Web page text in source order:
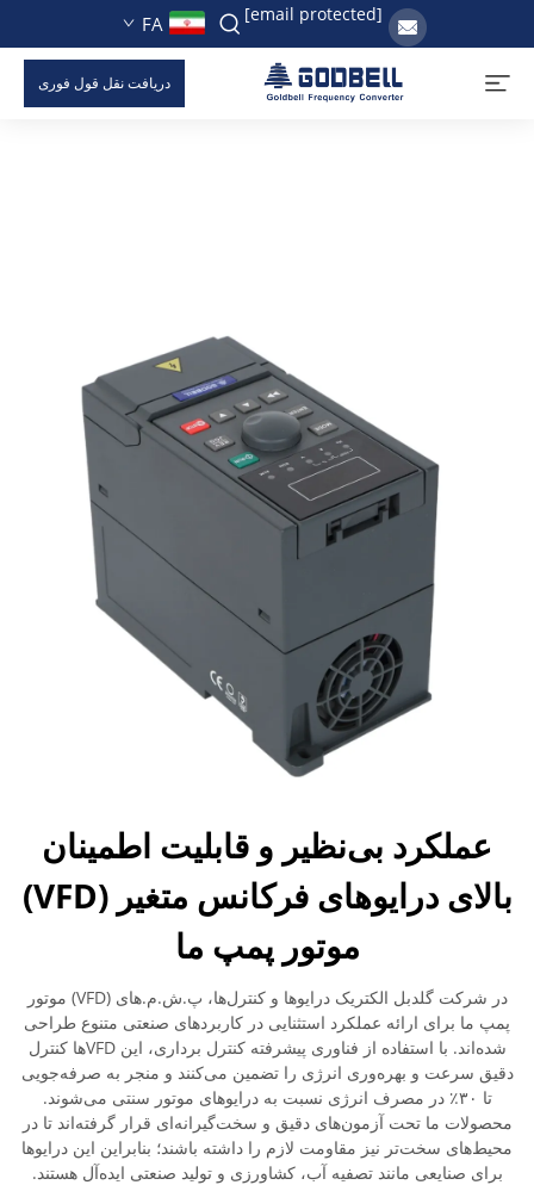
[email protected]
FA
دریافت نقل قول فوری
عملکرد بی‌نظیر و قابلیت اطمینان
بالای درایوهای فرکانس متغیر (VFD)
موتور پمپ ما
در شرکت گلدبل الکتریک درایوها و کنترل‌ها، پ.ش.م.های (VFD) موتور
پمپ ما برای ارائه عملکرد استثنایی در کاربردهای صنعتی متنوع طراحی
شده‌اند. با استفاده از فناوری پیشرفته کنترل برداری، این VFDها کنترل
دقیق سرعت و بهره‌وری انرژی را تضمین می‌کنند و منجر به صرفه‌جویی
تا ۳۰٪ در مصرف انرژی نسبت به درایوهای موتور سنتی می‌شوند.
محصولات ما تحت آزمون‌های دقیق و سخت‌گیرانه‌ای قرار گرفته‌اند تا در
محیط‌های سخت‌تر نیز مقاومت لازم را داشته باشند؛ بنابراین این درایوها
برای صنایعی مانند تصفیه آب، کشاورزی و تولید صنعتی ایده‌آل هستند.